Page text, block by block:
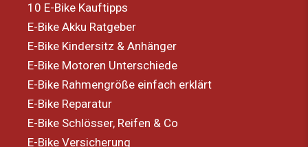
10 E-Bike Kauftipps
E-Bike Akku Ratgeber
E-Bike Kindersitz & Anhänger
E-Bike Motoren Unterschiede
E-Bike Rahmengröße einfach erklärt
E-Bike Reparatur
E-Bike Schlösser, Reifen & Co
E-Bike Versicherung